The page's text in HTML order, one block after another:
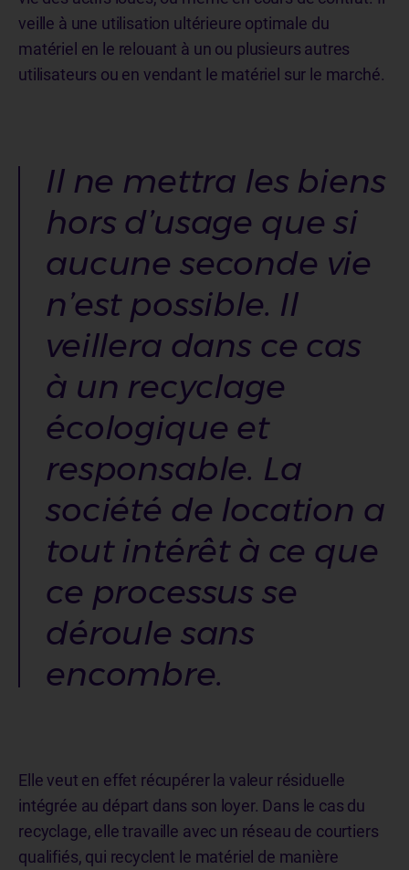
veille à une utilisation ultérieure optimale du
matériel en le relouant à un ou plusieurs autres
utilisateurs ou en vendant le matériel sur le marché.
Il ne mettra les biens
hors d’usage que si
aucune seconde vie
n’est possible. Il
veillera dans ce cas
à un recyclage
écologique et
responsable. La
société de location a
tout intérêt à ce que
ce processus se
déroule sans
encombre.
Elle veut en effet récupérer la valeur résiduelle
intégrée au départ dans son loyer. Dans le cas du
recyclage, elle travaille avec un réseau de courtiers
qualifiés, qui recyclent le matériel de manière